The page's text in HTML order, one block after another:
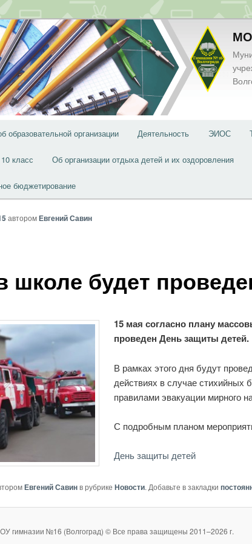
образовательной организации Деятельность ЭИОС
класс Об организации отдыха детей и их оздоровления
бюджетирование
школе будет
авторомЕвгений Савин
15 мая согласно плану
проведен День защиты детей.
В рамках этого дня будут
действиях в случае стихийных
правилами эвакуации мирного
С подробным планом
День защиты детей
Евгений Савинв рубрике Новости. Добавьте в закладки
гимназии №16 (Волгоград) © Все права защищены 2011–2026 г.